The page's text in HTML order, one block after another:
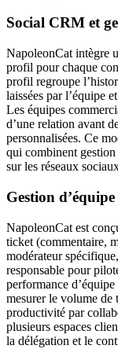
Social CRM et
NapoleonCat intègre
profil pour chaque
profil regroupe
laissées par l’équipe
Les équipes
d’une relation avant
personnalisées. Ce
qui combinent
sur les réseaux
Gestion
NapoleonCat est
ticket (commentaire,
modérateur
responsable pour
performance
mesurer le volume de
productivité par
plusieurs espaces
la délégation et le